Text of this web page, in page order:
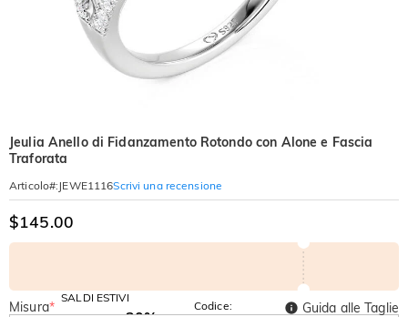
Jeulia Anello di Fidanzamento Rotondo con Alone e Fascia
Traforata
Articolo#: JEWE1116Scrivi una recensione
$145.00
SALDI ESTIVI
Codice:
Misura*
Guida alle Taglie